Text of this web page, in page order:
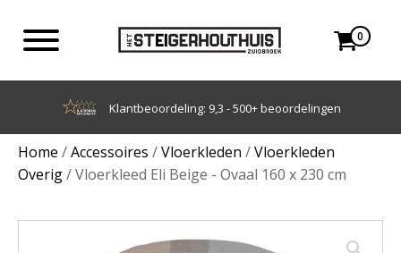
0
Achteraf betalen met Klarna
Home /Accessoires /Vloerkleden /Vloerkleden
Overig/ Vloerkleed Eli Beige - Ovaal 160 x 230 cm